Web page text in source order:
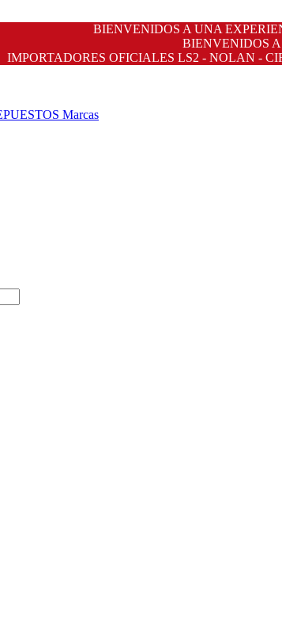
BIENVENIDOS A UNA
BIENVENIDOS
IMPORTADORES OFICIALES LS2 - NOLAN -
Marcas